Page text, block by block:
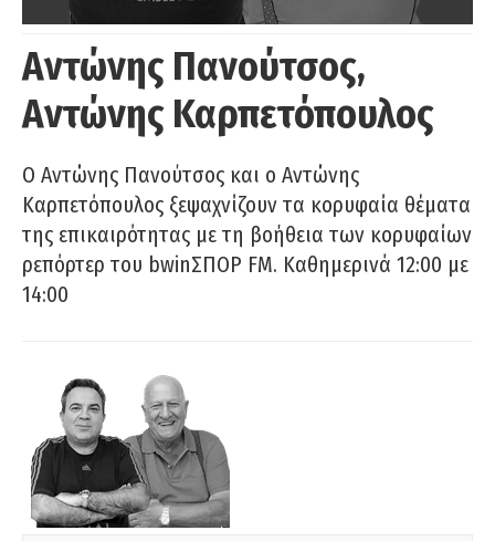
Αντώνης Πανούτσος,
Αντώνης Καρπετόπουλος
Ο Αντώνης Πανούτσος και ο Αντώνης
Καρπετόπουλος ξεψαχνίζουν τα κορυφαία θέματα
της επικαιρότητας με τη βοήθεια των κορυφαίων
ρεπόρτερ του bwinΣΠΟΡ FM. Καθημερινά 12:00 με
14:00